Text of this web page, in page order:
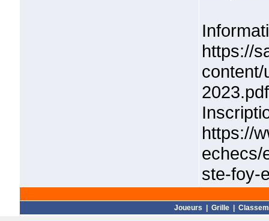
https://
content/
2023.pdf
https://
echecs/
ste-foy-
Joueurs Grille|